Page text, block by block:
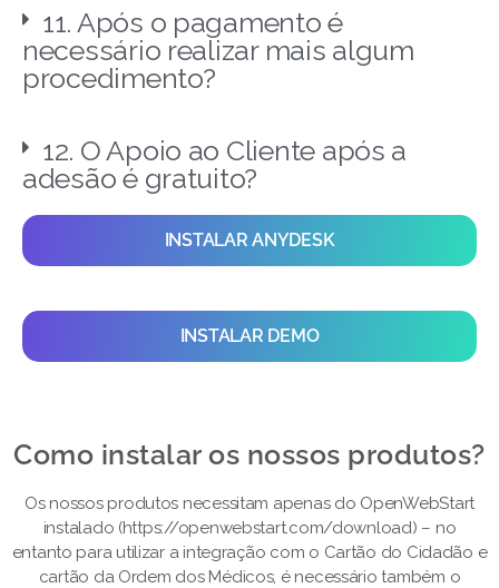
11. Após o pagamento é
necessário realizar mais algum
procedimento?
12. O Apoio ao Cliente após a
adesão é gratuito?
INSTALAR ANYDESK
INSTALAR DEMO
Como instalar os nossos produtos?​
Os nossos produtos necessitam apenas do OpenWebStart
instalado (https://openwebstart.com/download) – no
entanto para utilizar a integração com o Cartão do Cidadão e
cartão da Ordem dos Médicos, é necessário também o